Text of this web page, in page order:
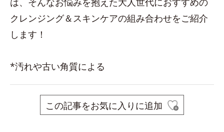
クレンジング＆スキンケアの組み合わせをご紹介
します！
*汚れや古い角質による
この記事をお気に入りに追加